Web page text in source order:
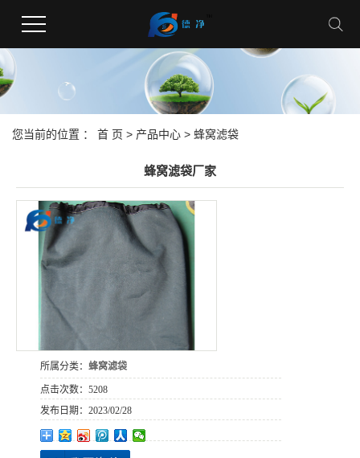
您当前的位置 ： 首 页 > 产品中心 > 蜂窝滤袋
蜂窝滤袋厂家
所属分类： 蜂窝滤袋
点击次数： 5208
发布日期： 2023/02/28